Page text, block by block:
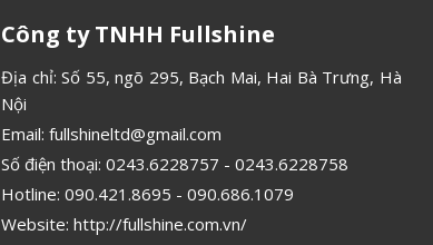
Công ty TNHH Fullshine
Địa chỉ: Số 55, ngõ 295, Bạch Mai, Hai Bà Trưng, Hà
Nội
Email: fullshineltd@gmail.com
Số điện thoại: 0243.6228757 - 0243.6228758
Hotline: 090.421.8695 - 090.686.1079
Website: http://fullshine.com.vn/